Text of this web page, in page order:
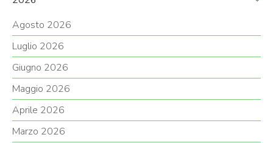
Agosto 2026
Luglio 2026
Giugno 2026
Maggio 2026
Aprile 2026
Marzo 2026